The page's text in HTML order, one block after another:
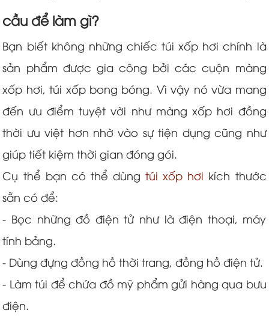
cầu để làm gì?
Bạn biết không những chiếc túi xốp hơi chính là
sản phẩm được gia công bởi các cuộn màng
xốp hơi, túi xốp bong bóng. Vì vậy nó vừa mang
đến ưu điểm tuyệt vời như màng xốp hơi đồng
thời ưu việt hơn nhờ vào sự tiện dụng cũng như
giúp tiết kiệm thời gian đóng gói.
Cụ thể bạn có thể dùngtúi xốp hơi kích thước
sẵn có để:
- Bọc những đồ điện tử như là điện thoại, máy
tính bảng.
- Dùng đựng đồng hồ thời trang, đồng hồ điện tử.
- Làm túi để chứa đồ mỹ phẩm gửi hàng qua bưu
điện.